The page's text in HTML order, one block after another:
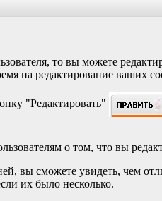
то вы можете
на редактирование ваших
"Редактировать"
о том, что вы
вы сможете увидеть, чем
их было несколько.